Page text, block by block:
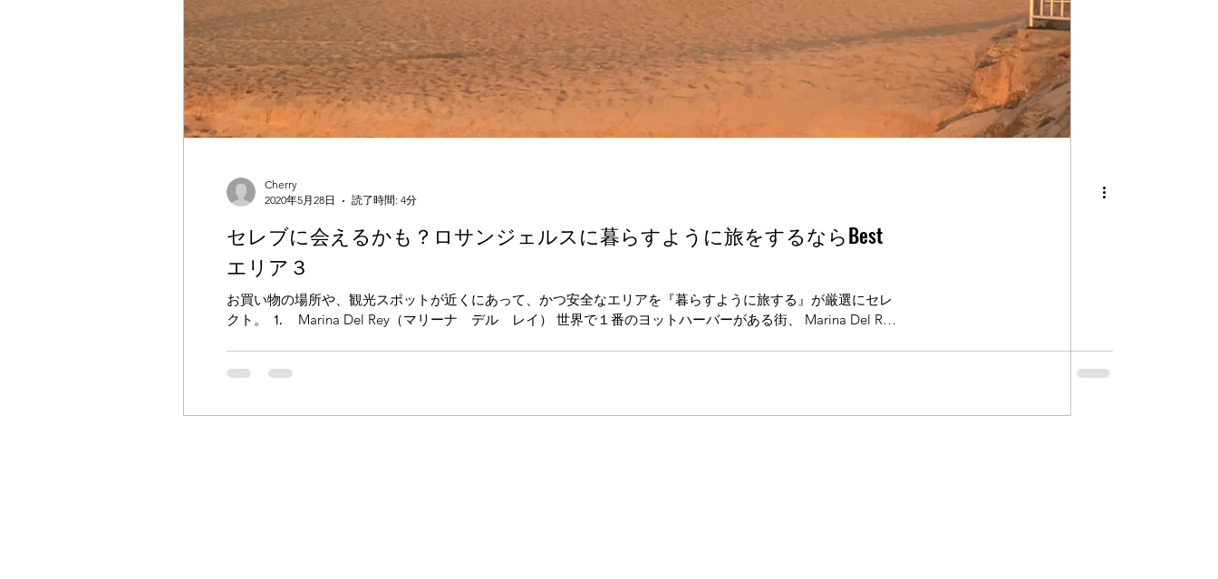
Cherry
2020年5月28日
読了時間: 4分
セレブに会えるかも？ロサンジェルスに暮らすように旅をするならBest
エリア３
お買い物の場所や、観光スポットが近くにあって、かつ安全なエリアを『暮らすように旅する』が厳選にセレ
クト。 ⒈ Marina Del Rey（マリーナ デル レイ） 世界で１番のヨットハーバーがある街、 Marina Del Rey